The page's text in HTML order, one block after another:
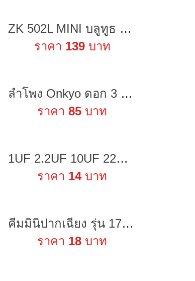
ZK 502L MINI บลูทูธ 5.0 DC 5-24V แผงบอร์ดโมดูลขยายเสียงสเตอริโอดิจิตอลไร้สายบลูทูธ 50Wx2 แอมป์ขยายเสียง
ราคา 139บาท
ลำโพง Onkyo ดอก 3 นิ้ว 4Ω 30W full range เสียงกลาง3 นิ้ว ลำโพงบลูทูธdiy
ราคา 85 บาท
1UF 2.2UF 10UF 22UF 50V 10UF 22UF 470UF 25V 22UF 16V 22UF 10V, 33UF 6.3V 4.7UF 50V85C NICHICON MUSE (BP) (สินค้าในไทย)
ราคา 14บาท
คีมมินิปากเฉียง รุ่น 170-2 คีมตัด ตัดลวด สายไฟ ตัดอเนกประสงค์ คีมตัดลวคีมตัด คีมตัดสายไฟ คีมปากคีบด้านข้าง
ราคา 18 บาท